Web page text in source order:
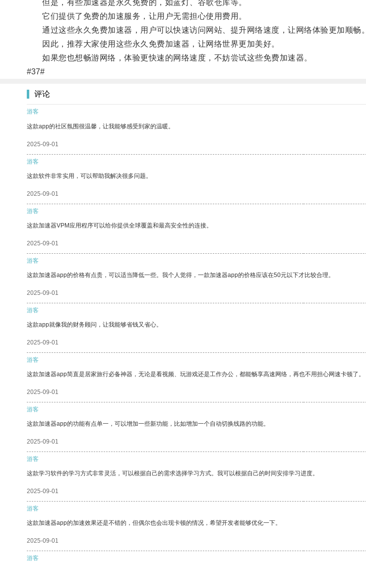
但是，有些加速器是永久免费的，如蓝灯、谷歌仓库等。
它们提供了免费的加速服务，让用户无需担心使用费用。
通过这些永久免费加速器，用户可以快速访问网站、提升网络速度，让网络体验更加顺畅。
因此，推荐大家使用这些永久免费加速器，让网络世界更加美好。
如果您也想畅游网络，体验更快速的网络速度，不妨尝试这些免费加速器。
#37#
评论
游客
这款app的社区氛围很温馨，让我能够感受到家的温暖。
2025-09-01
游客
这款软件非常实用，可以帮助我解决很多问题。
2025-09-01
游客
这款加速器VPM应用程序可以给你提供全球覆盖和最高安全性的连接。
2025-09-01
游客
这款加速器app的价格有点贵，可以适当降低一些。我个人觉得，一款加速器app的价格应该在50元以下才比较合理。
2025-09-01
游客
这款app就像我的财务顾问，让我能够省钱又省心。
2025-09-01
游客
这款加速器app简直是居家旅行必备神器，无论是看视频、玩游戏还是工作办公，都能畅享高速网络，再也不用担心网速卡顿了。
2025-09-01
游客
这款加速器app的功能有点单一，可以增加一些新功能，比如增加一个自动切换线路的功能。
2025-09-01
游客
这款学习软件的学习方式非常灵活，可以根据自己的需求选择学习方式。我可以根据自己的时间安排学习进度。
2025-09-01
游客
这款加速器app的加速效果还是不错的，但偶尔也会出现卡顿的情况，希望开发者能够优化一下。
2025-09-01
游客